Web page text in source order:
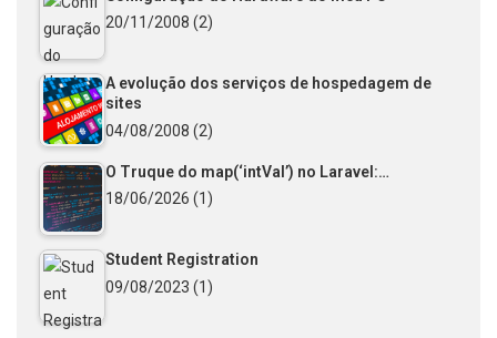
20/11/2008 (2)
A evolução dos serviços de hospedagem de
sites
04/08/2008 (2)
O Truque do map(‘intVal’) no Laravel:…
18/06/2026 (1)
Student Registration
09/08/2023 (1)